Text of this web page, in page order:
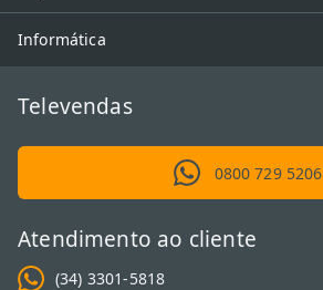
Informática
Televendas
0800 729 5206
Atendimento ao cliente
(34) 3301-5818